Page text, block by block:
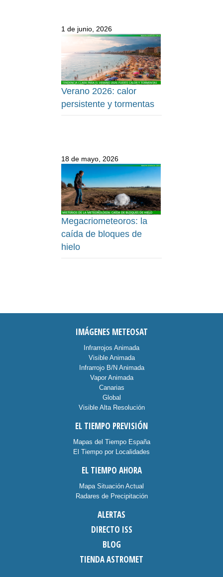
1 de junio, 2026
Verano 2026: calor
persistente y tormentas
18 de mayo, 2026
Megacriometeoros: la
caída de bloques de
hielo
IMÁGENES METEOSAT
Infrarrojos Animada
Visible Animada
Infrarrojo B/N Animada
Vapor Animada
Canarias
Global
Visible Alta Resolución
EL TIEMPO PREVISIÓN
Mapas del Tiempo España
El Tiempo por Localidades
EL TIEMPO AHORA
Mapa Situación Actual
Radares de Precipitación
ALERTAS
DIRECTO ISS
BLOG
TIENDA ASTROMET